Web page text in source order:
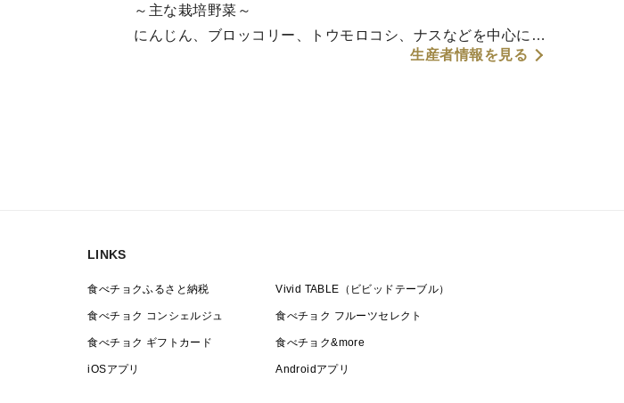
～主な栽培野菜～
にんじん、ブロッコリー、トウモロコシ、ナスなどを中心に栽
生産者情報を見る
LINKS
食べチョクふるさと納税 Vivid TABLE（ビビッドテーブル）
食べチョク コンシェルジュ 食べチョク フルーツセレクト
食べチョク ギフトカード 食べチョク&more
iOSアプリ Androidアプリ